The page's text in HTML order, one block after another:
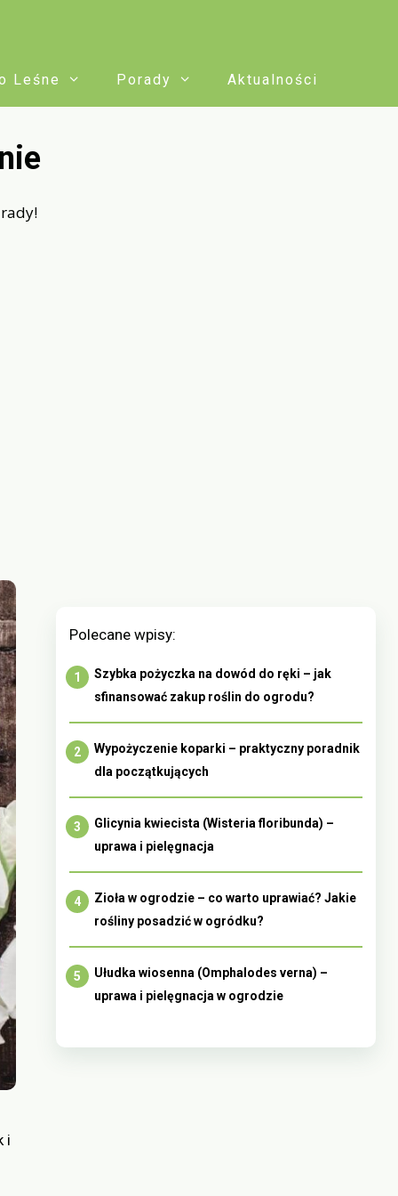
Leśne Porady Aktualności
i
Polecane wpisy:
Szybka pożyczka na dowód do ręki – jak
sfinansować zakup roślin do ogrodu?
Wypożyczenie koparki – praktyczny poradnik
dla początkujących
Glicynia kwiecista (Wisteria floribunda) –
uprawa i pielęgnacja
Zioła w ogrodzie – co warto uprawiać? Jakie
rośliny posadzić w ogródku?
Ułudka wiosenna (Omphalodes verna) –
uprawa i pielęgnacja w ogrodzie